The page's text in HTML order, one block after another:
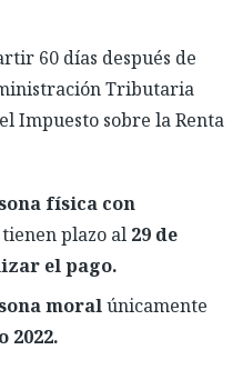
60 días después de
Tributaria
Impuesto sobre la Renta
física con
tienen plazo al 29 de
el pago.
moralúnicamente
2022.